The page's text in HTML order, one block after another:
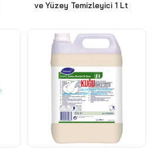
ve Yüzey Temizleyici 1 Lt